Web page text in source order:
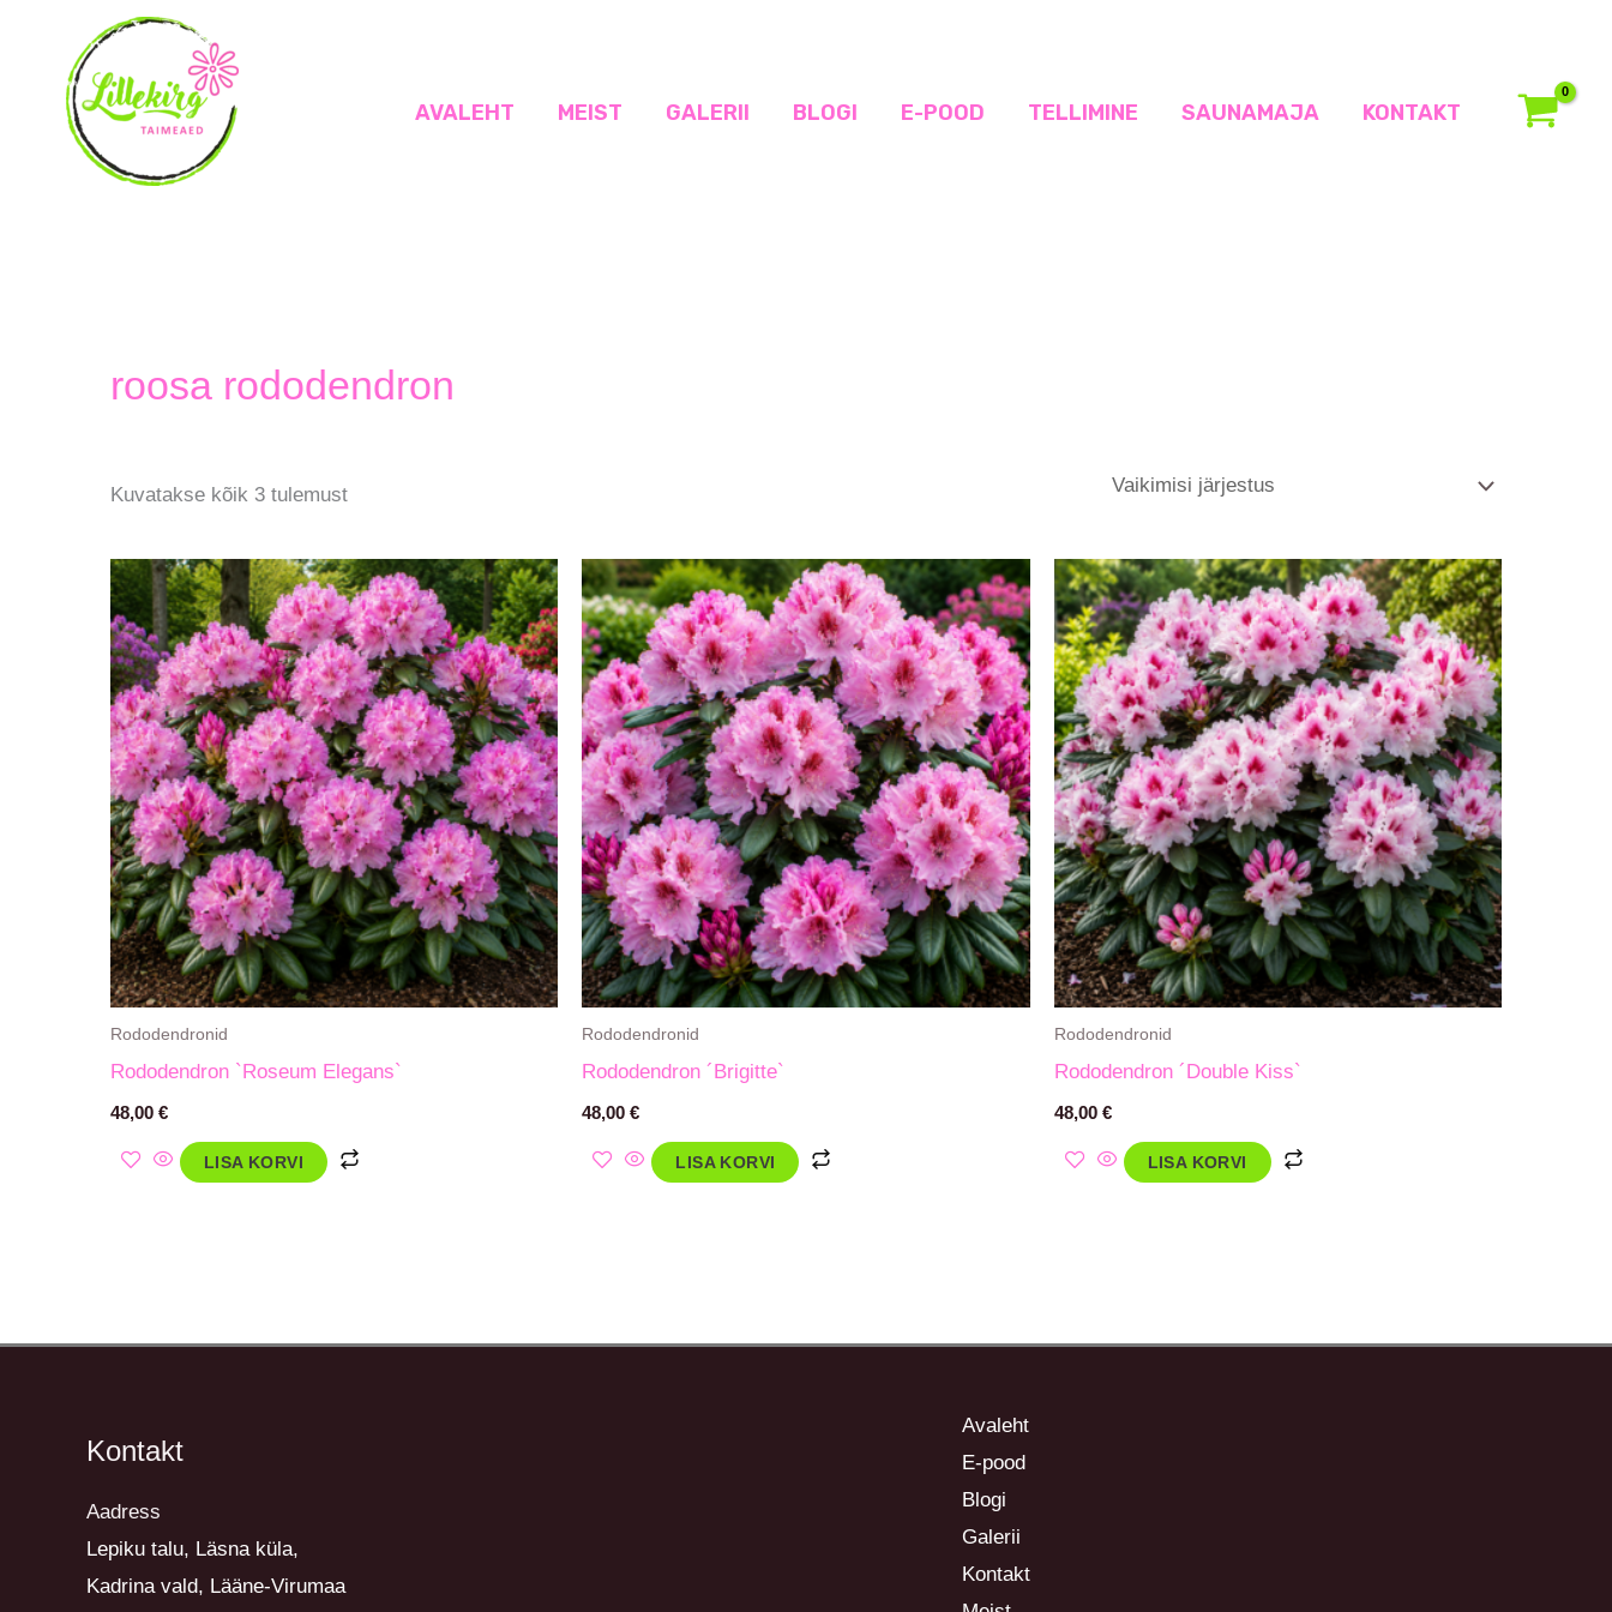
AVALEHT MEIST GALERII BLOGI E-POOD TELLIMINE SAUNAMAJA KONTAKT
roosa rododendron
Kuvatakse kõik 3 tulemust
Rododendronid
Rododendron `Roseum Elegans`
48,00 €
LISA KORVI
Rododendronid
Rododendron ´Brigitte`
48,00€
LISA KORVI
Rododendronid
Rododendron ´Double Kiss`
48,00 €
LISA KORVI
Kontakt
Aadress
Lepiku talu, Läsna küla,
Kadrina vald, Lääne-Virumaa
Avaleht
E-pood
Blogi
Galerii
Kontakt